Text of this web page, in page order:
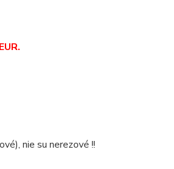
nie su nerezové !!